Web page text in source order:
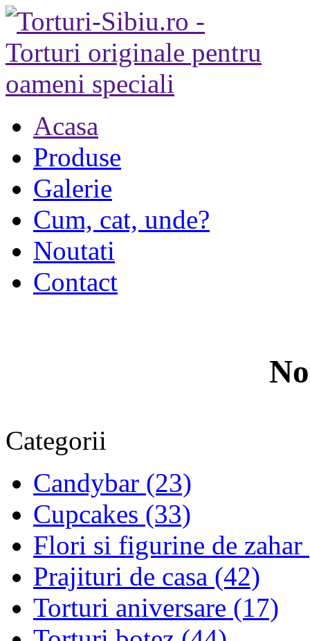
Acasa
Produse
Galerie
Cum, cat, unde?
Noutati
Contact
Categorii
Candybar (23)
Cupcakes (33)
Flori si figurine de zahar
Prajituri de casa (42)
Torturi aniversare (17)